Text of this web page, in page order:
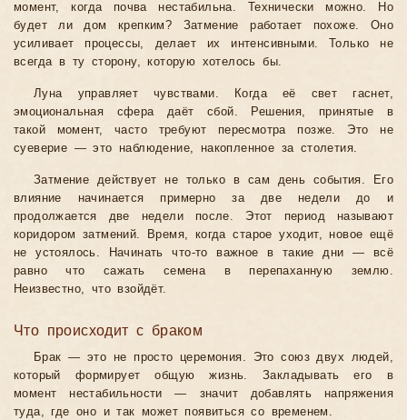
момент, когда почва нестабильна. Технически можно. Но
будет ли дом крепким? Затмение работает похоже. Оно
усиливает процессы, делает их интенсивными. Только не
всегда в ту сторону, которую хотелось бы.
Луна управляет чувствами. Когда её свет гаснет,
эмоциональная сфера даёт сбой. Решения, принятые в
такой момент, часто требуют пересмотра позже. Это не
суеверие — это наблюдение, накопленное за столетия.
Затмение действует не только в сам день события. Его
влияние начинается примерно за две недели до и
продолжается две недели после. Этот период называют
коридором затмений. Время, когда старое уходит, новое ещё
не устоялось. Начинать что-то важное в такие дни — всё
равно что сажать семена в перепаханную землю.
Неизвестно, что взойдёт.
Что происходит с браком
Брак — это не просто церемония. Это союз двух людей,
который формирует общую жизнь. Закладывать его в
момент нестабильности — значит добавлять напряжения
туда, где оно и так может появиться со временем.